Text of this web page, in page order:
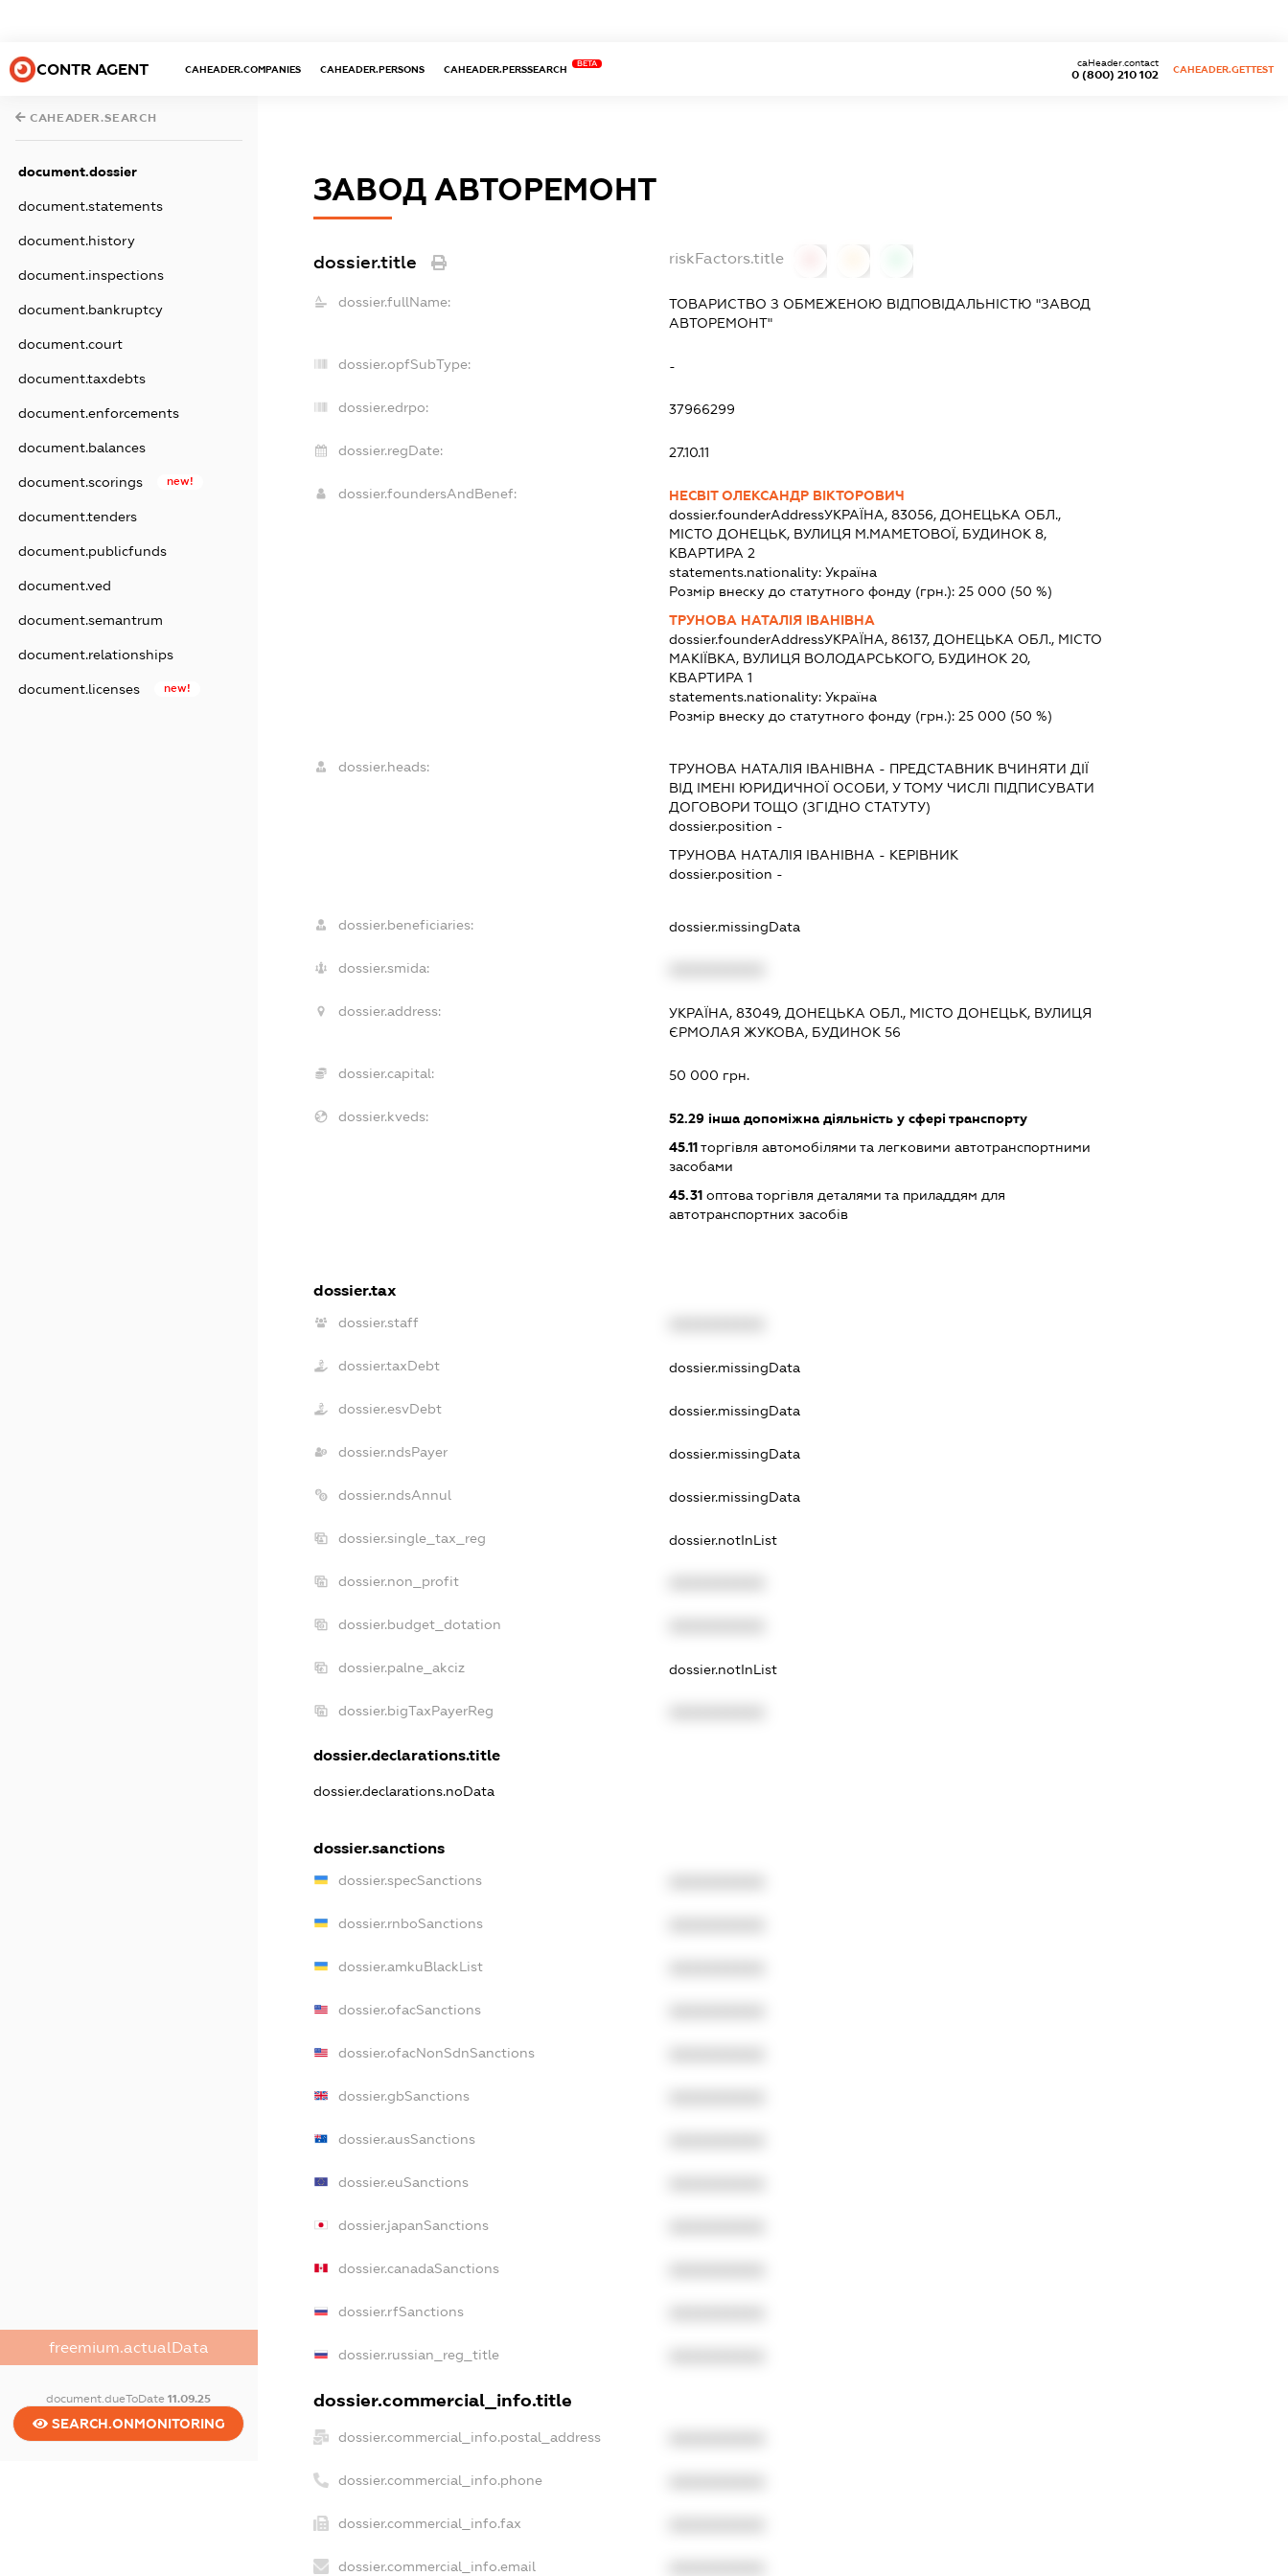
CONTR AGENT CAHEADER.COMPANIES CAHEADER.PERSONS CAHEADER.PERSSEARCH
BETA
0 (800) 210 102
caHeader.contact
CAHEADER.GETTEST
CAHEADER.SEARCH
document.dossier
document.statements
document.history
document.inspections
document.bankruptcy
document.court
document.taxdebts
document.enforcements
document.balances
document.scorings new!
document.tenders
document.publicfunds
document.ved
document.semantrum
document.relationships
document.licenses new!
freemium.actualData
document.dueToDate11.09.25
SEARCH.ONMONITORING
ЗАВОД АВТОРЕМОНТ
dossier.title riskFactors.title
dossier.fullName:
ТОВАРИСТВО З ОБМЕЖЕНОЮ ВІДПОВІДАЛЬНІСТЮ "ЗАВОД
АВТОРЕМОНТ"
dossier.opfSubType: -
dossier.edrpo: 37966299
dossier.regDate: 27.10.11
dossier.foundersAndBenef:
НЕСВІТ ОЛЕКСАНДР ВІКТОРОВИЧ
dossier.founderAddressУКРАЇНА, 83056, ДОНЕЦЬКА ОБЛ.,
МІСТО ДОНЕЦЬК, ВУЛИЦЯ М.МАМЕТОВОЇ, БУДИНОК 8,
КВАРТИРА 2
statements.nationality: Україна
Розмір внеску до статутного фонду (грн.): 25 000 (50 %)
ТРУНОВА НАТАЛІЯ ІВАНІВНА
dossier.founderAddressУКРАЇНА, 86137, ДОНЕЦЬКА ОБЛ., МІСТО
МАКІЇВКА, ВУЛИЦЯ ВОЛОДАРСЬКОГО, БУДИНОК 20,
КВАРТИРА 1
statements.nationality: Україна
Розмір внеску до статутного фонду (грн.): 25 000 (50 %)
dossier.heads: ТРУНОВА НАТАЛІЯ ІВАНІВНА - ПРЕДСТАВНИК ВЧИНЯТИ ДІЇ
ВІД ІМЕНІ ЮРИДИЧНОЇ ОСОБИ, У ТОМУ ЧИСЛІ ПІДПИСУВАТИ
ДОГОВОРИ ТОЩО (ЗГІДНО СТАТУТУ)
dossier.position -
ТРУНОВА НАТАЛІЯ ІВАНІВНА - КЕРІВНИК
dossier.position -
dossier.beneficiaries: dossier.missingData
dossier.smida:
dossier.address:
УКРАЇНА, 83049, ДОНЕЦЬКА ОБЛ., МІСТО ДОНЕЦЬК, ВУЛИЦЯ
ЄРМОЛАЯ ЖУКОВА, БУДИНОК 56
dossier.capital: 50 000 грн.
dossier.kveds: 52.29інша допоміжна діяльність у сфері транспорту
45.11торгівля автомобілями та легковими автотранспортними
засобами
45.31оптова торгівля деталями та приладдям для
автотранспортних засобів
dossier.tax
dossier.staff
dossier.taxDebt dossier.missingData
dossier.esvDebt dossier.missingData
dossier.ndsPayer dossier.missingData
dossier.ndsAnnul dossier.missingData
dossier.single_tax_reg dossier.notInList
dossier.non_profit
dossier.budget_dotation
dossier.palne_akciz dossier.notInList
dossier.bigTaxPayerReg
dossier.declarations.title
dossier.declarations.noData
dossier.sanctions
dossier.specSanctions
dossier.rnboSanctions
dossier.amkuBlackList
dossier.ofacSanctions
dossier.ofacNonSdnSanctions
dossier.gbSanctions
dossier.ausSanctions
dossier.euSanctions
dossier.japanSanctions
dossier.canadaSanctions
dossier.rfSanctions
dossier.russian_reg_title
dossier.commercial_info.title
dossier.commercial_info.postal_address
dossier.commercial_info.phone
dossier.commercial_info.fax
dossier.commercial_info.email